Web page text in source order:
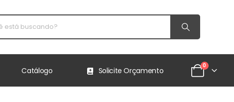
Catálogo Solicite Orçamento
0